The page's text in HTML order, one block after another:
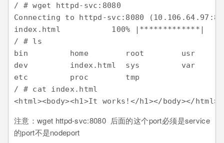
/ # wget httpd-svc:8080
Connecting to httpd-svc:8080
index.html           100% |*************|
/ # ls
bin         home        root        usr
dev         index.html  sys         var
etc         proc        tmp
/ # cat index.html
<html><body><h1>It works!</h1></body></html>
注意：wget httpd-svc:8080 后面的这个port必须是service
的port不是nodeport